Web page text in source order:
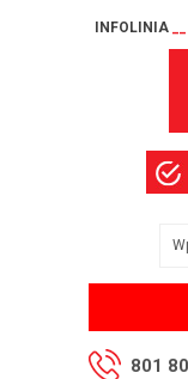
INFOLINIA
801